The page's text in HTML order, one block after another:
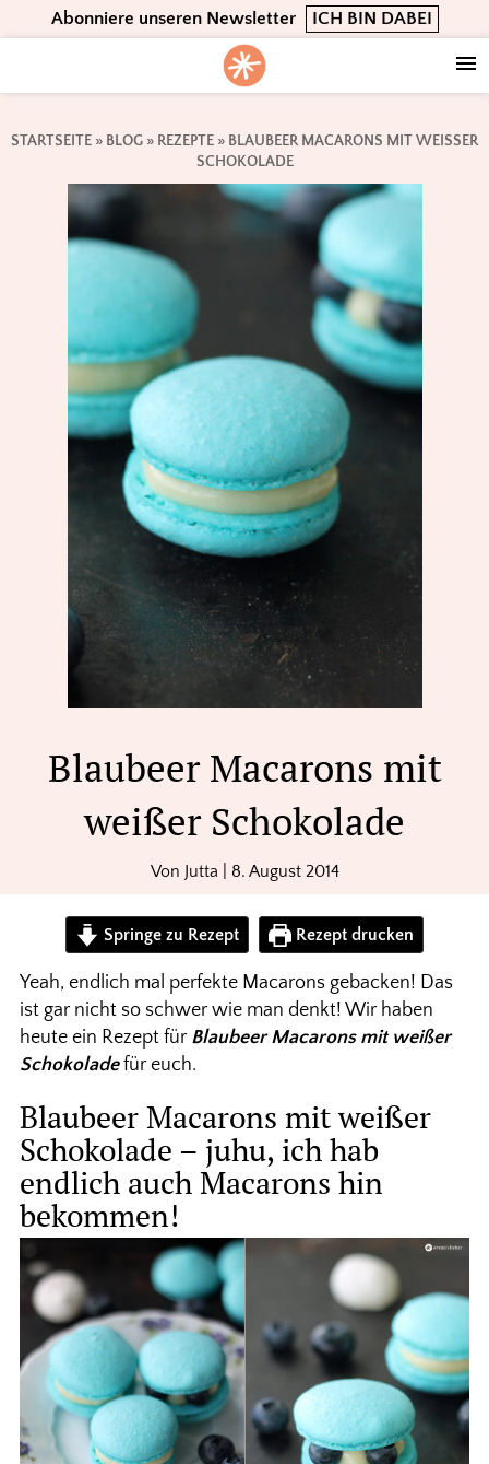
to
navigation
to
content
to
Abonniere unseren Newsletter ICH BIN DABEI
STARTSEITE » BLOG » REZEPTE » BLAUBEER MACARONS MIT WEISSER S
CHOKOLADE
Blaubeer Macarons mit
weißer Schokolade
Von Jutta 8. August 2014
Springe zu Rezept Rezept drucken
Yeah, endlich mal perfekte Macarons gebacken! Das
ist gar nicht so schwer wie man denkt! Wir haben
heute ein Rezept fürBlaubeer Macarons mit weißer
Schokoladefür euch.
Blaubeer Macarons mit weißer
Schokolade – juhu, ich hab
endlich auch Macarons hin
bekommen!